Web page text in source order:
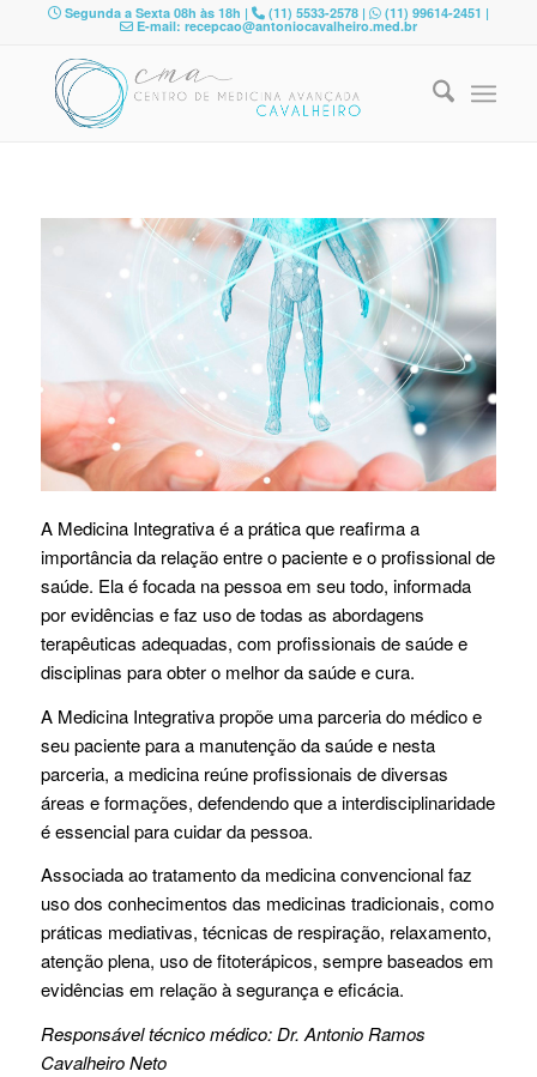
Segunda a Sexta 08h às 18h | (11) 5533-2578 | (11) 99614-2451 |
E-mail: recepcao@antoniocavalheiro.med.br
A Medicina Integrativa é a prática que reafirma a
importância da relação entre o paciente e o profissional de
saúde. Ela é focada na pessoa em seu todo, informada
por evidências e faz uso de todas as abordagens
terapêuticas adequadas, com profissionais de saúde e
disciplinas para obter o melhor da saúde e cura.
A Medicina Integrativa propõe uma parceria do médico e
seu paciente para a manutenção da saúde e nesta
parceria, a medicina reúne profissionais de diversas
áreas e formações, defendendo que a interdisciplinaridade
é essencial para cuidar da pessoa.
Associada ao tratamento da medicina convencional faz
uso dos conhecimentos das medicinas tradicionais, como
práticas mediativas, técnicas de respiração, relaxamento,
atenção plena, uso de fitoterápicos, sempre baseados em
evidências em relação à segurança e eficácia.
Responsável técnico médico: Dr. Antonio Ramos
Cavalheiro Neto